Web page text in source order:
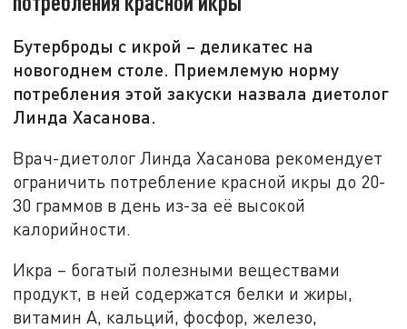
Бутерброды с икрой – деликатес на
новогоднем столе. Приемлемую норму
потребления этой закуски назвала диетолог
Линда Хасанова.
Врач-диетолог Линда Хасанова рекомендует
ограничить потребление красной икры до 20-
30 граммов в день из-за её высокой
калорийности.
Икра – богатый полезными веществами
продукт, в ней содержатся белки и жиры,
витамин А, кальций, фосфор, железо,